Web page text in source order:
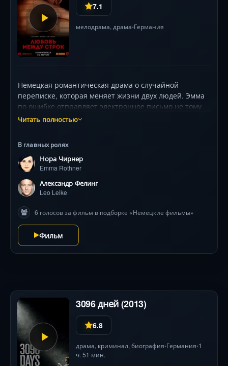
7.1
мелодрама, драма•Германия
Немецкая романтическая драма о случайной
переписке, которая меняет жизни двух людей. Эмма
по ошибке отправляет электронное письмо не тому
адресату, и его получает лингвист Лео. Безобидный
поколебать привычный порядок их жизней. Герои
влюбляются друг в друга, ни разу не встретившись, и
оказываются перед выбором: остаться в мире
фантазий или перенести чувства в реальность.
Фильм исследует хрупкость виртуальной близости и
Читать полностью
В главных ролях
Нора Чирнер
Emma Rothner
Александр Фелинг
Leo Leike
6 голосов за фильм в подборке «Немецкие фильмы»
Фильм
3096 дней (2013)
6.8
драма, криминал, биография•Германия•1
ч. 51 мин.